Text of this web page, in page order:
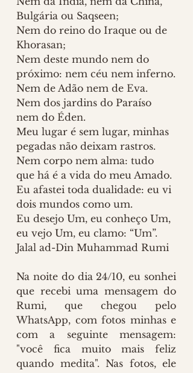
Bulgária ou Saqseen;
Nem do reino do Iraque ou de
Khorasan;
Nem deste mundo nem do
próximo: nem céu nem inferno.
Nem de Adão nem de Eva.
Nem dos jardins do Paraíso
nem do Éden.
Meu lugar é sem lugar, minhas
pegadas não deixam rastros.
Nem corpo nem alma: tudo
que há é a vida do meu Amado.
Eu afastei toda dualidade: eu vi
dois mundos como um.
Eu desejo Um, eu conheço Um,
eu vejo Um, eu clamo: “Um”.
Jalal ad-Din Muhammad Rumi
Na noite do dia 24/10, eu sonhei
que recebi uma mensagem do
Rumi, que chegou pelo
WhatsApp, com fotos minhas e
com a seguinte mensagem:
"você fica muito mais feliz
quando medita". Nas fotos, ele